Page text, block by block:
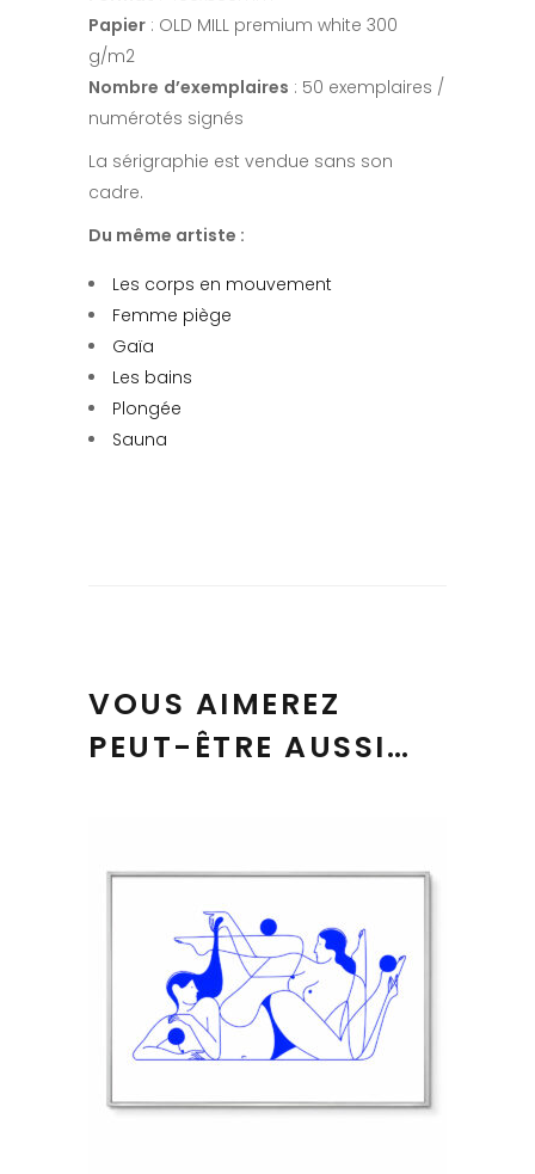
Papier : OLD MILL premium white 300
g/m2
Nombre d’exemplaires : 50 exemplaires /
numérotés signés
La sérigraphie est vendue sans son
cadre.
Du même artiste :
Les corps en mouvement
Femme piège
Gaïa
Les bains
Plongée
Sauna
VOUS AIMEREZ
PEUT-ÊTRE AUSSI…